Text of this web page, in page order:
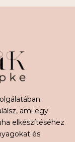
ami egy
elkészítéséhez
és